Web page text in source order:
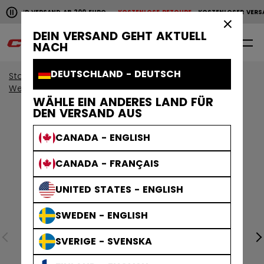
DEIN VERSAND GEHT AKTUELL
NACH
DEUTSCHLAND - DEUTSCH
WÄHLE EIN ANDERES LAND FÜR
DEN VERSAND AUS
CANADA - ENGLISH
CANADA - FRANÇAIS
UNITED STATES - ENGLISH
SWEDEN - ENGLISH
SVERIGE - SVENSKA
Horizontale Bildlaufanimation anhalten.
VERSAND AB 200 EUROKOSTENLOSE RETOURE KOSTENLOSER
KOSTENLOSER VERSAND AB 200 EURO KOSTENLOSE
0
Start Bekleidung
Sammlungen
We Are Hockey